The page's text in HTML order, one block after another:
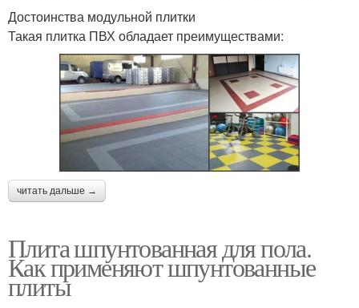
Достоинства модульной плитки
Такая плитка ПВХ обладает преимуществами:
читать дальше →
Плита шпунтованная для пола.
Как применяют шпунтованные
плиты